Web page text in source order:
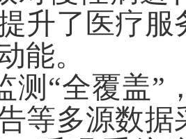
升了医疗
能。
测 “全覆盖”
等多源数据